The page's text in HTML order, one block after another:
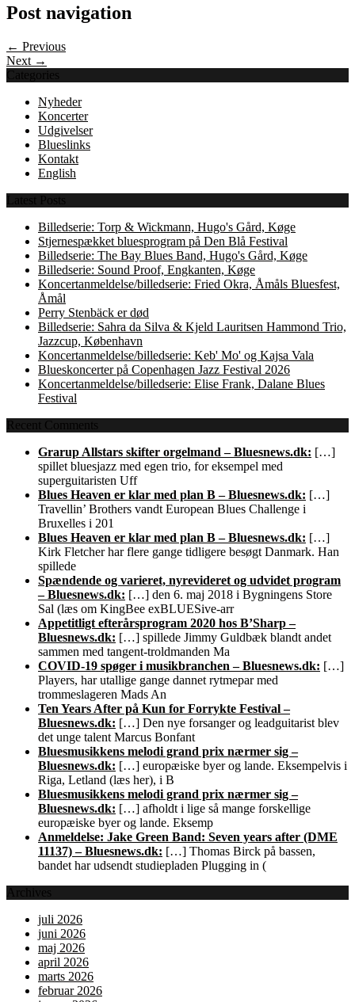
Post navigation
← Previous
Next →
Categories
Nyheder
Koncerter
Udgivelser
Blueslinks
Kontakt
English
Latest Posts
Billedserie: Torp & Wickmann, Hugo's Gård, Køge
Stjernespækket bluesprogram på Den Blå Festival
Billedserie: The Bay Blues Band, Hugo's Gård, Køge
Billedserie: Sound Proof, Engkanten, Køge
Koncertanmeldelse/billedserie: Fried Okra, Åmåls Bluesfest,
Åmål
Perry Stenbäck er død
Billedserie: Sahra da Silva & Kjeld Lauritsen Hammond Trio,
Jazzcup, København
Koncertanmeldelse/billedserie: Keb' Mo' og Kajsa Vala
Blueskoncerter på Copenhagen Jazz Festival 2026
Koncertanmeldelse/billedserie: Elise Frank, Dalane Blues
Festival
Recent Comments
Grarup Allstars skifter orgelmand – Bluesnews.dk: […]
spillet bluesjazz med egen trio, for eksempel med
superguitaristen Uff
Blues Heaven er klar med plan B – Bluesnews.dk: […]
Travellin’ Brothers vandt European Blues Challenge i
Bruxelles i 201
Blues Heaven er klar med plan B – Bluesnews.dk: […]
Kirk Fletcher har flere gange tidligere besøgt Danmark. Han
spillede
Spændende og varieret, nyrevideret og udvidet program
– Bluesnews.dk: […] den 6. maj 2018 i Bygningens Store
Sal (læs om KingBee exBLUESive-arr
Appetitligt efterårsprogram 2020 hos B’Sharp –
Bluesnews.dk: […] spillede Jimmy Guldbæk blandt andet
sammen med tangent-troldmanden Ma
COVID-19 spøger i musikbranchen – Bluesnews.dk: […]
Players, har utallige gange dannet rytmepar med
trommeslageren Mads An
Ten Years After på Kun for Forrykte Festival –
Bluesnews.dk: […] Den nye forsanger og leadguitarist blev
det unge talent Marcus Bonfant
Bluesmusikkens melodi grand prix nærmer sig –
Bluesnews.dk: […] europæiske byer og lande. Eksempelvis i
Riga, Letland (læs her), i B
Bluesmusikkens melodi grand prix nærmer sig –
Bluesnews.dk: […] afholdt i lige så mange forskellige
europæiske byer og lande. Eksemp
Anmeldelse: Jake Green Band: Seven years after (DME
11137) – Bluesnews.dk: […] Thomas Birck på bassen,
bandet har udsendt studiepladen Plugging in (
Archives
juli 2026
juni 2026
maj 2026
april 2026
marts 2026
februar 2026